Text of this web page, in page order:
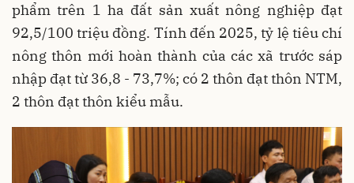
phẩm trên 1 ha đất sản xuất nông nghiệp đạt
92,5/100 triệu đồng. Tính đến 2025, tỷ lệ tiêu chí
nông thôn mới hoàn thành của các xã trước sáp
nhập đạt từ 36,8 - 73,7%; có 2 thôn đạt thôn NTM,
2 thôn đạt thôn kiểu mẫu.